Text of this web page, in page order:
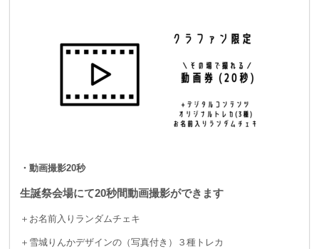
・動画撮影20秒
生誕祭会場にて20秒間動画撮影ができます
＋お名前入りランダムチェキ
＋雪城りんかデザインの（写真付き）３種トレカ